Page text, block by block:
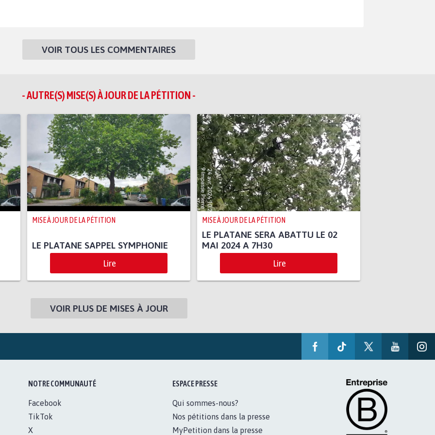
VOIR TOUS LES COMMENTAIRES
- AUTRE(S) MISE(S) À JOUR DE LA PÉTITION -
MISE À JOUR DE LA PÉTITION
LE PLATANE SAPPEL SYMPHONIE
Lire
MISE À JOUR DE LA PÉTITION
LE PLATANE SERA ABATTU LE 02
MAI 2024 A 7H30
Lire
VOIR PLUS DE MISES À JOUR
NOTRE COMMUNAUTÉ
Facebook
TikTok
X
ESPACE PRESSE
Qui sommes-nous?
Nos pétitions dans la presse
MyPetition dans la presse